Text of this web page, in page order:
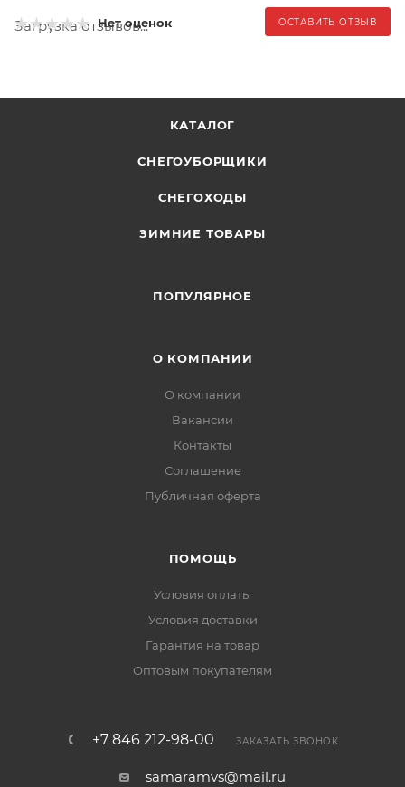
Нет оценок ОСТАВИТЬ ОТЗЫВ
Загрузка отзывов...
КАТАЛОГ
СНЕГОУБОРЩИКИ
СНЕГОХОДЫ
ЗИМНИЕ ТОВАРЫ
ПОПУЛЯРНОЕ
О КОМПАНИИ
О компании
Вакансии
Контакты
Соглашение
Публичная оферта
ПОМОЩЬ
Условия оплаты
Условия доставки
Гарантия на товар
Оптовым покупателям
+7 846 212-98-00 ЗАКАЗАТЬ ЗВОНОК
samaramvs@mail.ru